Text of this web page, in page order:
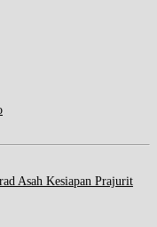
Asah Kesiapan Prajurit